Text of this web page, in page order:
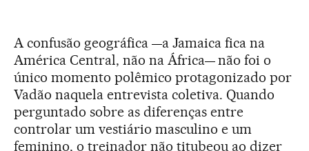
A confusão geográfica —a Jamaica fica na
América Central, não na África— não foi o
único momento polêmico protagonizado por
Vadão naquela entrevista coletiva. Quando
perguntado sobre as diferenças entre
controlar um vestiário masculino e um
feminino, o treinador não titubeou ao dizer